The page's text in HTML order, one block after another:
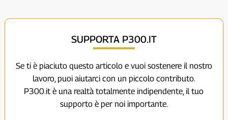
SUPPORTA P300.IT
Se ti è piaciuto questo articolo e vuoi sostenere il nostro
lavoro, puoi aiutarci con un piccolo contributo.
P300.it è una realtà totalmente indipendente, il tuo
supporto è per noi importante.